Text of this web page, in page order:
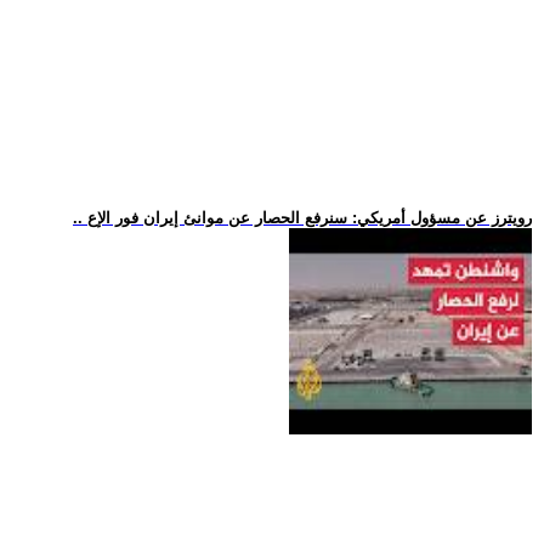
.. رويترز عن مسؤول أمريكي: سنرفع الحصار عن موانئ إيران فور الإع